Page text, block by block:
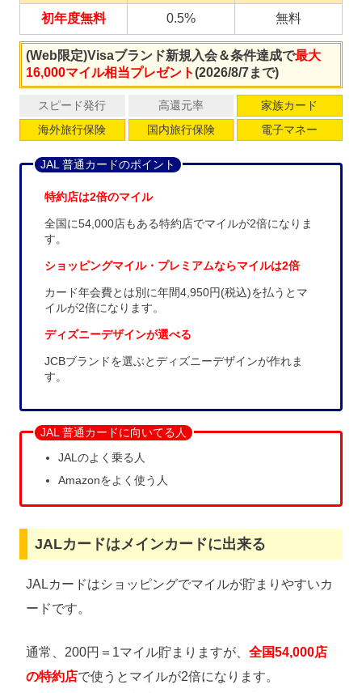
初年度無料 0.5% 無料
(Web限定)Visaブランド新規入会＆条件達成で最大
16,000マイル相当プレゼント(2026/8/7まで)
スピード発行 高還元率
家族カード
海外旅行保険
国内旅行保険 電子マネー
JAL 普通カードのポイント
特約店は2倍のマイル
全国に54,000店もある特約店でマイルが2倍になりま
す。
ショッピングマイル・プレミアムならマイルは2倍
カード年会費とは別に年間4,950円(税込)を払うとマ
イルが2倍になります。
ディズニーデザインが選べる
JCBブランドを選ぶとディズニーデザインが作れま
す。
JAL 普通カードに向いてる人
JALのよく乗る人
Amazonをよく使う人
JALカードはメインカードに出来る
JALカードはショッピングでマイルが貯まりやすいカ
ードです。
通常、200円＝1マイル貯まりますが、 全国54,000店
の特約店で使うとマイルが2倍になります。